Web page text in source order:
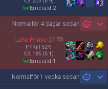
emerald 2
Normal för 4 dagar sedan
Lane Phase 27:73
P/Kill 52%
CS 185 (6.1)
emerald 1
Normal för 1 vecka sedan